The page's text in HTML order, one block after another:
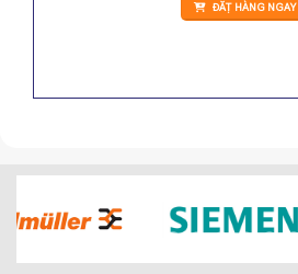
ĐẶT HÀNG NGAY